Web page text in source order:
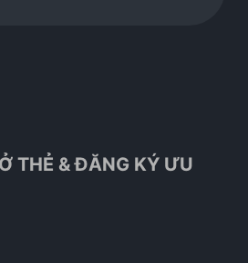
THẺ & ĐĂNG KÝ ƯU